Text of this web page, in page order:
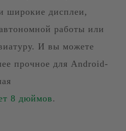
широкие дисплеи,
работы или
И вы можете
прочное для Android-
8 дюймов.